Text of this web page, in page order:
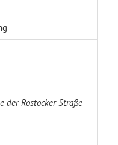
der Rostocker Straße